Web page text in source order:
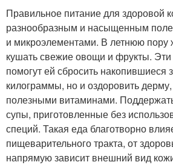
Правильное питание для здоровой
разнообразным и насыщенным
и микроэлементами. В летнюю
кушать свежие овощи и фрукты. Эти
помогут ей сбросить накопившиеся
килограммы, но и оздоровить
полезными витаминами.
супы, приготовленные без
специй. Такая еда благотворно
пищеварительного тракта, от
напрямую зависит внешний вид